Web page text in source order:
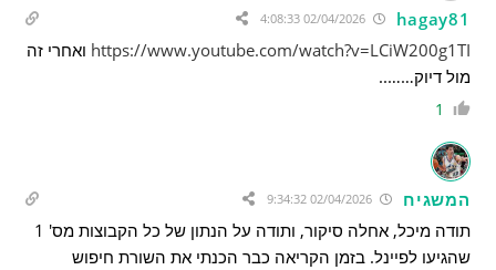
hagay81
02/04/2026 4:08:33
https://www.youtube.com/watch?v=LCiW200g1TI ואחרי זה
מול דיוק……..
1
המשגיח
תודה מיכל, אחלה סיקור, ותודה על הנתון של כל הקבוצות מס' 1
שהגיעו לפיינל. בזמן הקריאה כבר הכנתי את השורת חיפוש